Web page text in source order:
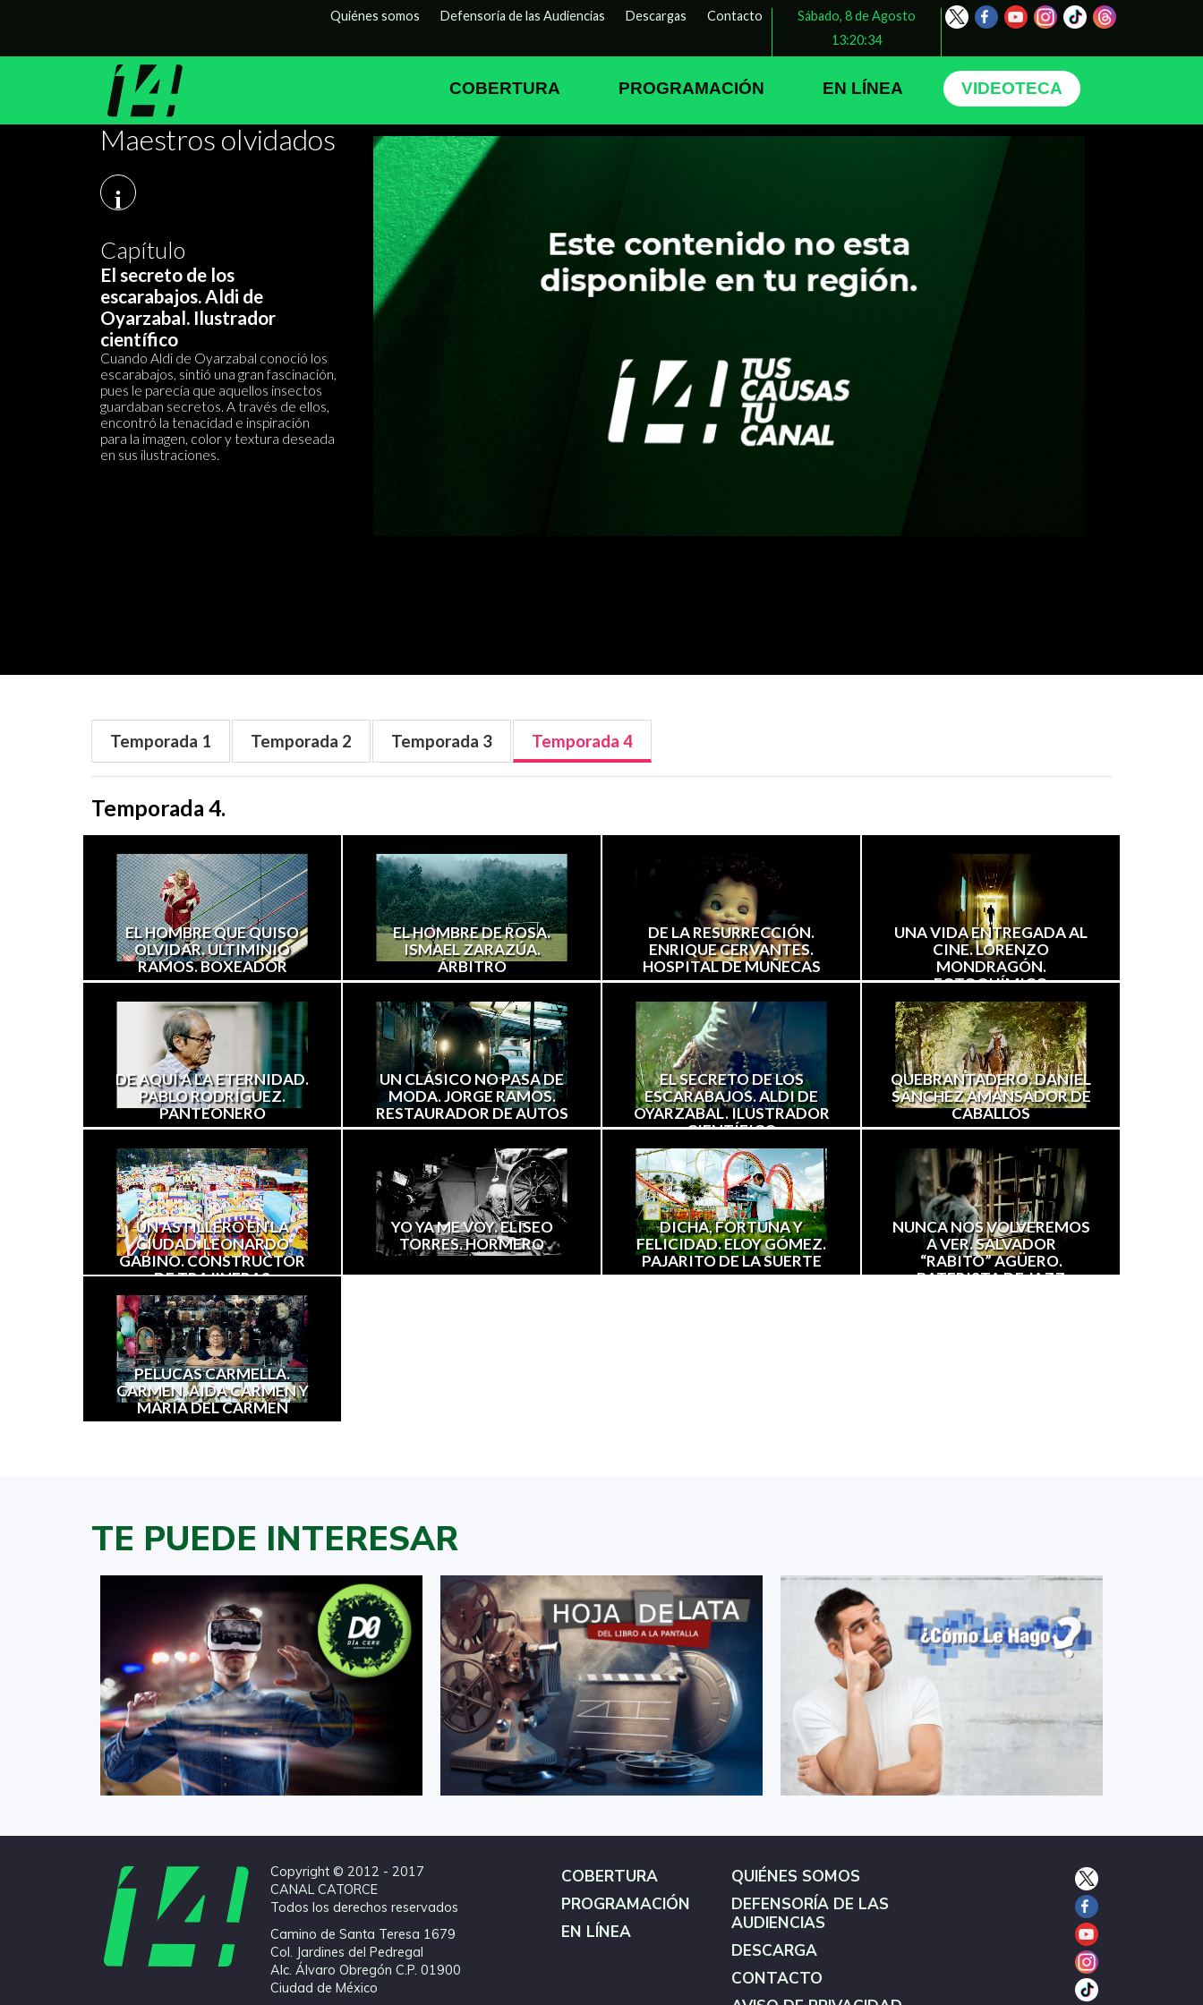
Quiénes somos Defensoría de las Audiencias Descargas Contacto
Sábado, 8 de Agosto
13:20:35
COBERTURA PROGRAMACIÓN EN LÍNEA VIDEOTECA
Maestros olvidados
i
Capítulo
El secreto de los
escarabajos. Aldi de
Oyarzabal. Ilustrador
científico
Cuando Aldi de Oyarzabal conoció los
escarabajos, sintió una gran fascinación,
pues le parecía que aquellos insectos
guardaban secretos. A través de ellos,
encontró la tenacidad e inspiración
para la imagen, color y textura deseada
en sus ilustraciones.
Temporada 1 Temporada 2 Temporada 3 Temporada 4
Temporada 4.
EL HOMBRE QUE QUISO
OLVIDAR. ULTIMINIO
RAMOS. BOXEADOR
EL HOMBRE DE ROSA.
ISMAEL ZARAZÚA.
ÁRBITRO
DE LA RESURRECCIÓN.
ENRIQUE CERVANTES.
HOSPITAL DE MUÑECAS
UNA VIDA ENTREGADA AL
CINE. LORENZO
MONDRAGÓN.
FOTOQUÍMICO
DE AQUÍ A LA ETERNIDAD.
PABLO RODRÍGUEZ.
PANTEONERO
UN CLÁSICO NO PASA DE
MODA. JORGE RAMOS.
RESTAURADOR DE AUTOS
EL SECRETO DE LOS
ESCARABAJOS. ALDI DE
OYARZABAL. ILUSTRADOR
CIENTÍFICO
QUEBRANTADERO. DANIEL
SÁNCHEZ AMANSADOR DE
CABALLOS
UN ASTILLERO EN LA
CIUDAD. LEONARDO
GABINO. CONSTRUCTOR
DE TRAJINERAS
YO YA ME VOY. ELISEO
TORRES. HORMERO
DICHA, FORTUNA Y
FELICIDAD. ELOY GÓMEZ.
PAJARITO DE LA SUERTE
NUNCA NOS VOLVEREMOS
A VER. SALVADOR
“RABITO” AGÜERO.
BATERISTA DE JAZZ
PELUCAS CARMELLA.
CARMEN, AIDA CARMEN Y
MARÍA DEL CARMEN
TE PUEDE INTERESAR
Copyright © 2012 - 2017
CANAL CATORCE
Todos los derechos reservados
Camino de Santa Teresa 1679
Col. Jardines del Pedregal
Alc. Álvaro Obregón C.P. 01900
Ciudad de México
COBERTURA
PROGRAMACIÓN
EN LÍNEA
QUIÉNES SOMOS
DEFENSORÍA DE LAS
AUDIENCIAS
DESCARGA
CONTACTO